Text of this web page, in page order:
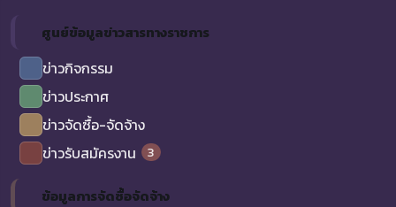
ศูนย์ข้อมูลข่าวสารทางราชการ
ข่าวกิจกรรม
ข่าวประกาศ
ข่าวจัดซื้อ-จัดจ้าง
ข่าวรับสมัครงาน
3
ข้อมูลการจัดซื้อจัดจ้าง